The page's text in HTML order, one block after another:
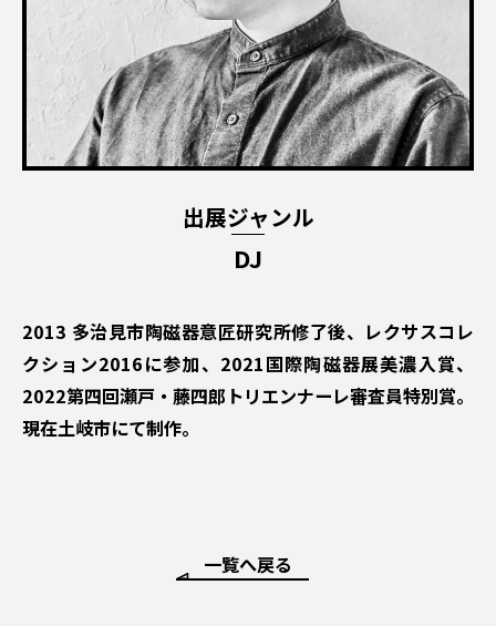
出展ジャンル
DJ
2013 多治見市陶磁器意匠研究所修了後、レクサスコレ
クション2016に参加、2021国際陶磁器展美濃入賞、
2022第四回瀬戸・藤四郎トリエンナーレ審査員特別賞。
現在土岐市にて制作。
一覧へ戻る